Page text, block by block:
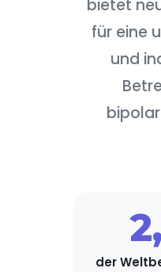
bietet
für eine
und
der